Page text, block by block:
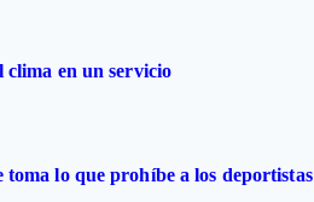
clima en un servicio
lo que prohíbe a los deportistas